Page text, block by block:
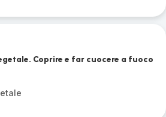
Coprire e far cuocere a fuoco